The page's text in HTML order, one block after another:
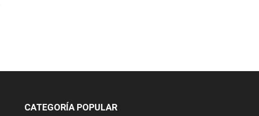
CATEGORÍA POPULAR